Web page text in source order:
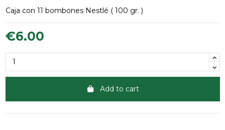
Caja con 11 bombones Nestlé ( 100 gr. )
€6.00
Add to cart